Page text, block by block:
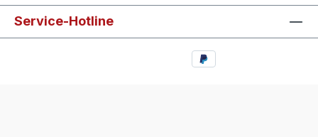
Service-Hotline